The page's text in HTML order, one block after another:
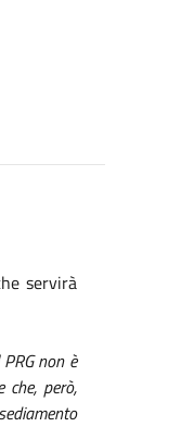
servirà
non è
che, però,